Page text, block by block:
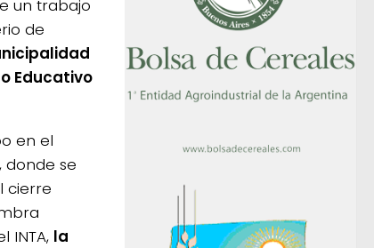
un trabajo
de
Educativo
en el
donde se
cierre
INTA, la